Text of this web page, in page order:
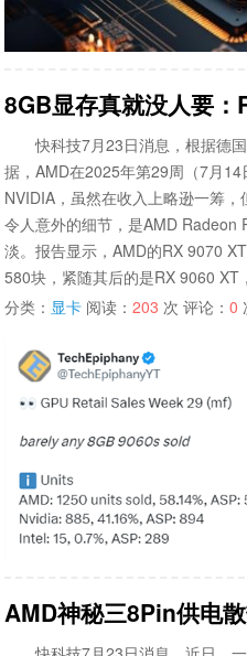
8GB显存真就没人要
快科技7月23日消息，根据德
据，AMD在2025年第29周（7月
NVIDIA，虽然在收入上略逊一筹
令人意外的细节，是AMD Radeon
淡。报告显示，AMD的RX 9070
580块，紧随其后的是RX 9060
分类： 显卡 阅读：203 次 评论：0
AMD神秘三8Pin供电